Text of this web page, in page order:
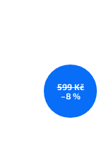
599 Kč
–8 %